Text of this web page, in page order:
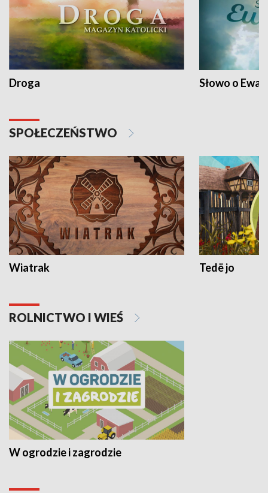
Droga Słowo o
SPOŁECZEŃSTWO
Wiatrak Tedë jo
ROLNICTWO I WIEŚ
W ogrodzie i zagrodzie